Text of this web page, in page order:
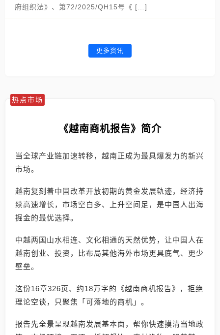
府组织法》、第72/2025/QH15号《 […]
更多资讯
热点市场
《越南商机报告》简介
当全球产业链加速转移，越南正成为最具爆发力的新兴
市场。
越南复刻着中国改革开放初期的黄金发展轨迹，经济持
续高速增长，市场空白多、上升空间足，是中国人出海
掘金的最优选择。
中越两国山水相连、文化相通的天然优势，让中国人在
越南创业、投资，比布局其他海外市场更具底气、更少
壁垒。
这份16章326页、约18万字的《越南商机报告》，拒绝
理论空谈，只聚焦「可落地的商机」。
报告先全景呈现越南发展基本面，帮你快速摸清当地政